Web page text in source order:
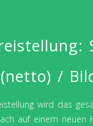
/
wird das
auf einem neuen